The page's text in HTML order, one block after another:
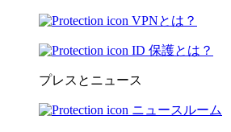
VPNとは？
ID 保護とは？
プレスとニュース
ニュースルーム